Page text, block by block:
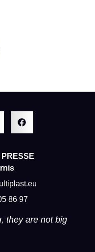
86 97
they are not big